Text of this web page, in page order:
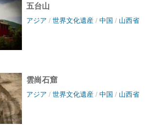
五台山
アジア / 世界文化遺産/ 中国 / 山西省
雲崗石窟
アジア / 世界文化遺産/ 中国 / 山西省